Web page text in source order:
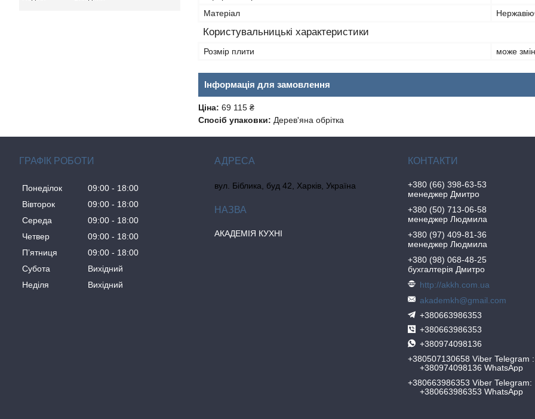
Матеріал
Користувальницькі характеристики
Розмір плити може
Інформація для замовлення
Ціна: 69 115 ₴
Спосіб упаковки: Дерев'яна обрітка
ГРАФІК РОБОТИ
Понеділок 09:00
18:00
Вівторок
09:00
18:00
Середа
09:00
18:00
Четвер
09:00
18:00
Пʼятниця
09:00
18:00
Субота
Вихідний
Неділя
Вихідний
вул. Біблика, буд 42, Харків, Україна
АКАДЕМІЯ КУХНІ
+380 (66) 398-63-53
менеджер Дмитро
+380 (50) 713-06-58
менеджер Людмила
+380 (97) 409-81-36
менеджер Людмила
+380 (98) 068-48-25
бухгалтерія Дмитро
http://akkh.com.ua
akademkh@gmail.com
+380663986353
+380663986353
+380974098136
+380507130658 Viber Telegram
+380974098136 WhatsApp
+380663986353 Viber Telegram
+380663986353 WhatsApp